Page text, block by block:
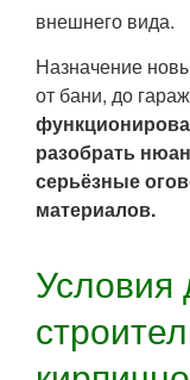
внешнего вида.
Назначение
от бани, до
разобрать
серьёзные
материалов.
Условия